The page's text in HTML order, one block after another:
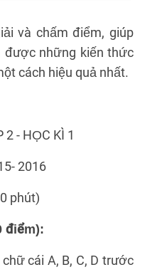
và chấm điểm, giúp
được những kiến thức
cách hiệu quả nhất.
- HỌC KÌ 1
2016
phút)
điểm):
cái A, B, C, D trước